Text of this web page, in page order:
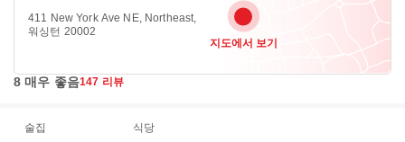
411 New York Ave NE, Northeast,
워싱턴 20002
지도에서 보기
8 매우 좋음147 리뷰
술집 식당